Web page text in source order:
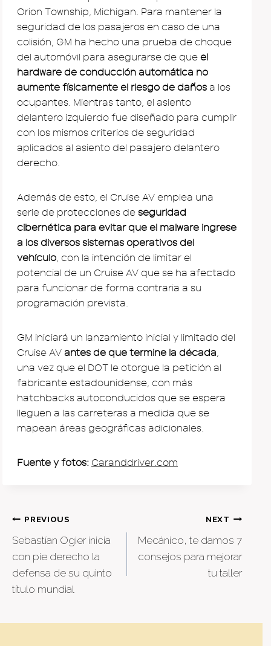
Orion Township, Michigan. Para mantener la
seguridad de los pasajeros en caso de una
colisión, GM ha hecho una prueba de choque
del automóvil para asegurarse de que el
hardware de conducción automática no
aumente físicamente el riesgo de daños a los
ocupantes. Mientras tanto, el asiento
delantero izquierdo fue diseñado para cumplir
con los mismos criterios de seguridad
aplicados al asiento del pasajero delantero
derecho.
Además de esto, el Cruise AV emplea una
serie de protecciones de seguridad
cibernética para evitar que el malware ingrese
a los diversos sistemas operativos del
vehículo, con la intención de limitar el
potencial de un Cruise AV que se ha afectado
para funcionar de forma contraria a su
programación prevista.
GM iniciará un lanzamiento inicial y limitado del
Cruise AV antes de que termine la década,
una vez que el DOT le otorgue la petición al
fabricante estadounidense, con más
hatchbacks autoconducidos que se espera
lleguen a las carreteras a medida que se
mapean áreas geográficas adicionales.
Fuente y fotos: Caranddriver.com
Post
navigation
PREVIOUS
Sebastían Ogier inicia
con pie derecho la
defensa de su quinto
título mundial
NEXT
Mecánico, te damos 7
consejos para mejorar
tu taller